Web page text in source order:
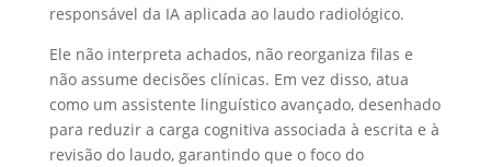
responsável da IA aplicada ao laudo radiológico.
Ele não interpreta achados, não reorganiza filas e
não assume decisões clínicas. Em vez disso, atua
como um assistente linguístico avançado, desenhado
para reduzir a carga cognitiva associada à escrita e à
revisão do laudo, garantindo que o foco do